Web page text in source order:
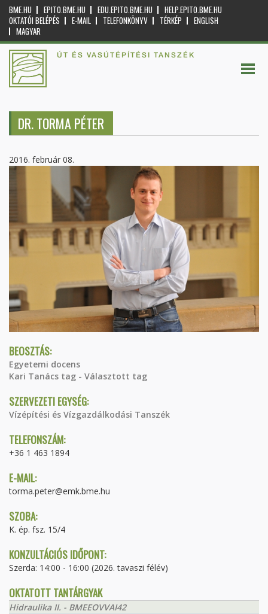
BME.HU EPITO.BME.HU EDU.EPITO.BME.HU
HELP.EPITO.BME.HU
OKTATÓI BELÉPÉS
E-MAIL TELEFONKÖNYV TÉRKÉP
ENGLISH
MAGYAR
ÚT ÉS VASÚTÉPÍTÉSI TANSZÉK
DR. TORMA PÉTER
2016. február 08.
BEOSZTÁS:
Egyetemi docens
Kari Tanács tag - Választott tag
SZERVEZETI EGYSÉG:
Vízépítési és Vízgazdálkodási Tanszék
TELEFONSZÁM:
+36 1 463 1894
E-MAIL:
torma.peter@emk.bme.hu
SZOBA:
K. ép. fsz. 15/4
KONZULTÁCIÓS IDŐPONT:
Szerda: 14:00 - 16:00 (2026. tavaszi félév)
OKTATOTT TANTÁRGYAK
Hidraulika II. - BMEEOVVAI42